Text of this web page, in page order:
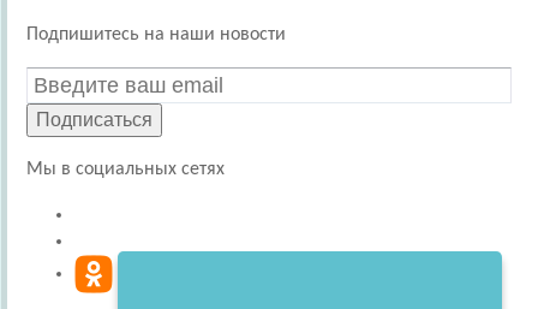
Подпишитесь на наши новости
Подписаться
Мы в социальных сетях